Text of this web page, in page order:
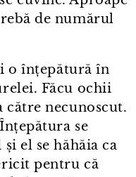
de numărul
o înțepătură în
Făcu ochii
necunoscut.
se
el se hăhăia ca
pentru că